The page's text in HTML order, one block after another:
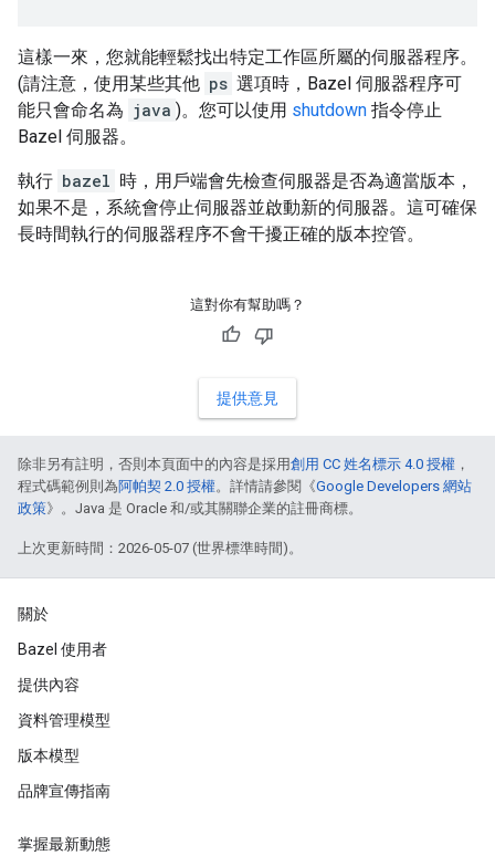
這樣一來，您就能輕鬆找出特定工作區所屬的伺服器程序。
(請注意，使用某些其他 ps 選項時，Bazel 伺服器程序可
能只會命名為 java )。您可以使用 shutdown 指令停止
Bazel 伺服器。
執行 bazel 時，用戶端會先檢查伺服器是否為適當版本，
如果不是，系統會停止伺服器並啟動新的伺服器。這可確保
長時間執行的伺服器程序不會干擾正確的版本控管。
這對你有幫助嗎？
提供意見
除非另有註明，否則本頁面中的內容是採用創用 CC 姓名標示 4.0 授權 ，
程式碼範例則為阿帕契 2.0 授權。詳情請參閱《Google Developers 網站
政策》。Java 是 Oracle 和/或其關聯企業的註冊商標。
上次更新時間：2026-05-07 (世界標準時間)。
關於
Bazel 使用者
提供內容
資料管理模型
版本模型
品牌宣傳指南
掌握最新動態